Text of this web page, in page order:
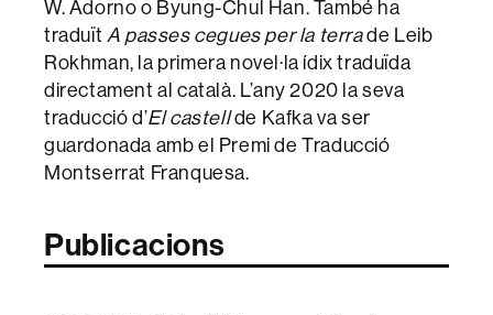
W. Adorno o Byung-Chul Han. També ha
traduït A passes cegues per la terrade Leib
Rokhman, la primera novel·la ídix traduïda
directament al català. L’any 2020 la seva
traducció d’El castellde Kafka va ser
guardonada amb el Premi de Traducció
Montserrat Franquesa.
Publicacions